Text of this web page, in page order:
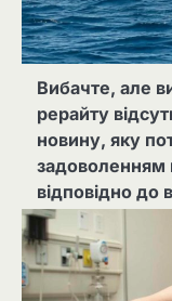
Вибачте, але
рерайту
новину, яку
задоволенням
відповідно до